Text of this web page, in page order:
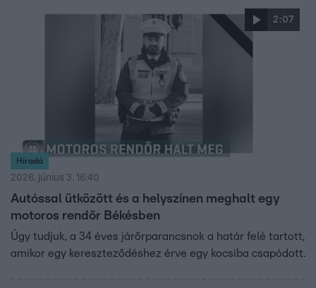
2:07
Híradó
2026. június 3. 16:40
Autóssal ütközött és a helyszínen meghalt egy
motoros rendőr Békésben
Úgy tudjuk, a 34 éves járőrparancsnok a határ felé tartott,
amikor egy kereszteződéshez érve egy kocsiba csapódott.